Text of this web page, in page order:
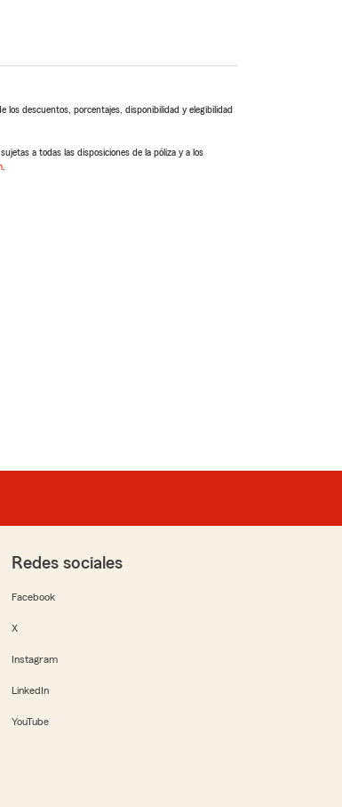
los descuentos, porcentajes, disponibilidad y elegibilidad
a todas las disposiciones de la póliza y a los
Redes sociales
Facebook
X
Instagram
LinkedIn
YouTube